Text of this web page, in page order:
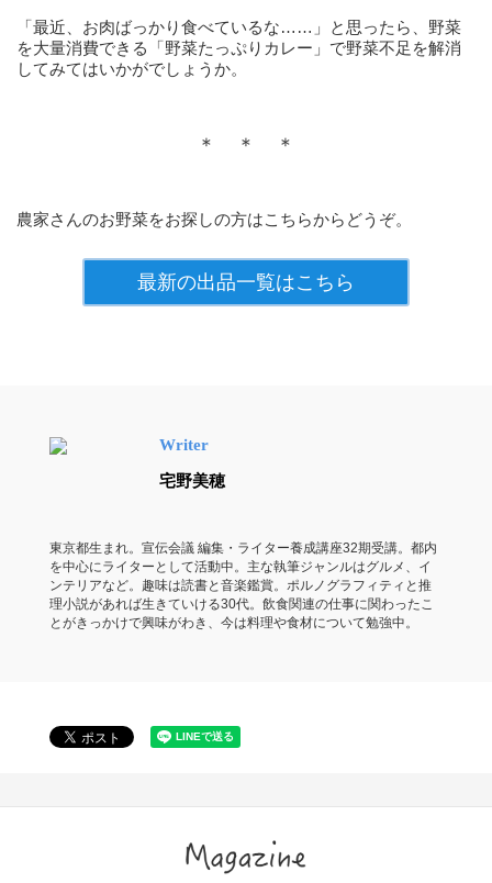
「最近、お肉ばっかり食べているな……」と思ったら、野菜
を大量消費できる「野菜たっぷりカレー」で野菜不足を解消
してみてはいかがでしょうか。
＊ ＊ ＊
農家さんのお野菜をお探しの方はこちらからどうぞ。
最新の出品一覧はこちら
Writer
宅野美穂
東京都生まれ。宣伝会議 編集・ライター養成講座32期受講。都内
を中心にライターとして活動中。主な執筆ジャンルはグルメ、イ
ンテリアなど。趣味は読書と音楽鑑賞。ポルノグラフィティと推
理小説があれば生きていける30代。飲食関連の仕事に関わったこ
とがきっかけで興味がわき、今は料理や食材について勉強中。